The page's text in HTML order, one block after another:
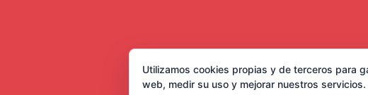
Utilizamos cookies propias y de terceros para
web, medir su uso y mejorar nuestros